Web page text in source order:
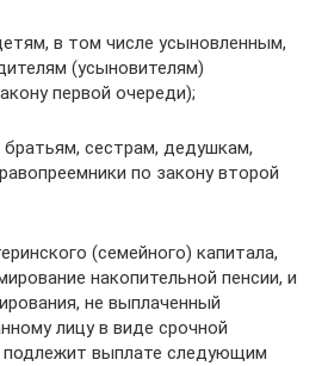
в том числе усыновленным,
(усыновителям)
первой очереди);
сестрам, дедушкам,
по закону второй
(семейного) капитала,
накопительной пенсии, и
не выплаченный
лицу в виде срочной
подлежит выплате следующим